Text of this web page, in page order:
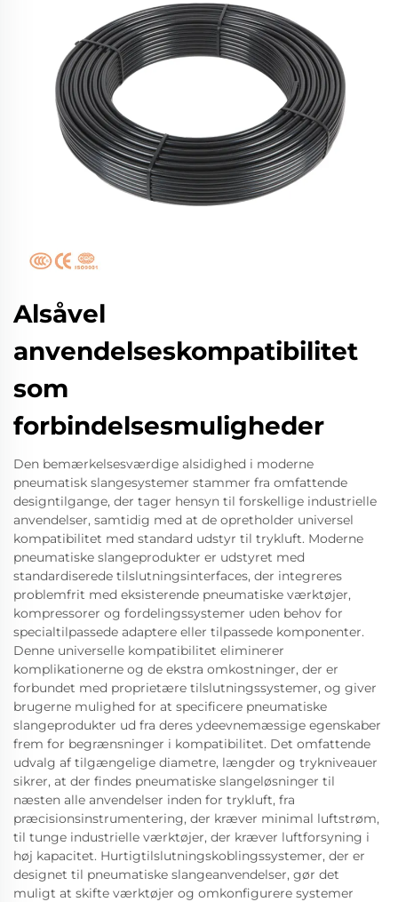
Alsåvel
anvendelseskompatibilitet
som
forbindelsesmuligheder
Den bemærkelsesværdige alsidighed i moderne
pneumatisk slangesystemer stammer fra omfattende
designtilgange, der tager hensyn til forskellige industrielle
anvendelser, samtidig med at de opretholder universel
kompatibilitet med standard udstyr til trykluft. Moderne
pneumatiske slangeprodukter er udstyret med
standardiserede tilslutningsinterfaces, der integreres
problemfrit med eksisterende pneumatiske værktøjer,
kompressorer og fordelingssystemer uden behov for
specialtilpassede adaptere eller tilpassede komponenter.
Denne universelle kompatibilitet eliminerer
komplikationerne og de ekstra omkostninger, der er
forbundet med proprietære tilslutningssystemer, og giver
brugerne mulighed for at specificere pneumatiske
slangeprodukter ud fra deres ydeevnemæssige egenskaber
frem for begrænsninger i kompatibilitet. Det omfattende
udvalg af tilgængelige diametre, længder og trykniveauer
sikrer, at der findes pneumatiske slangeløsninger til
næsten alle anvendelser inden for trykluft, fra
præcisionsinstrumentering, der kræver minimal luftstrøm,
til tunge industrielle værktøjer, der kræver luftforsyning i
høj kapacitet. Hurtigtilslutningskoblingssystemer, der er
designet til pneumatiske slangeanvendelser, gør det
muligt at skifte værktøjer og omkonfigurere systemer